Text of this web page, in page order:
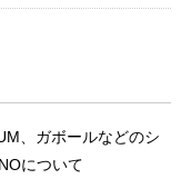
、ガボールなどのシ
について